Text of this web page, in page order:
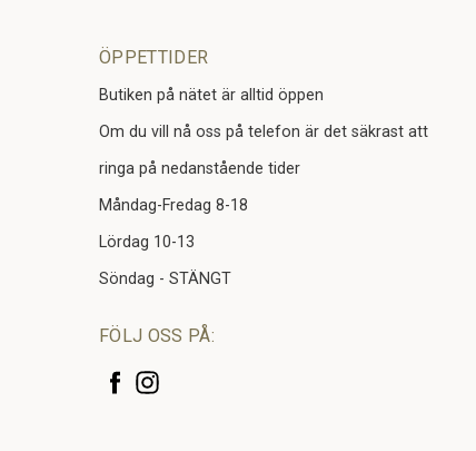
ÖPPETTIDER
Butiken på nätet är alltid öppen
Om du vill nå oss på telefon är det säkrast att
ringa på nedanstående tider
Måndag-Fredag 8-18
Lördag 10-13
Söndag - STÄNGT
FÖLJ OSS PÅ: